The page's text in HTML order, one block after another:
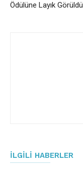
Ödülüne Layık Görüldü
İLGILI HABERLER